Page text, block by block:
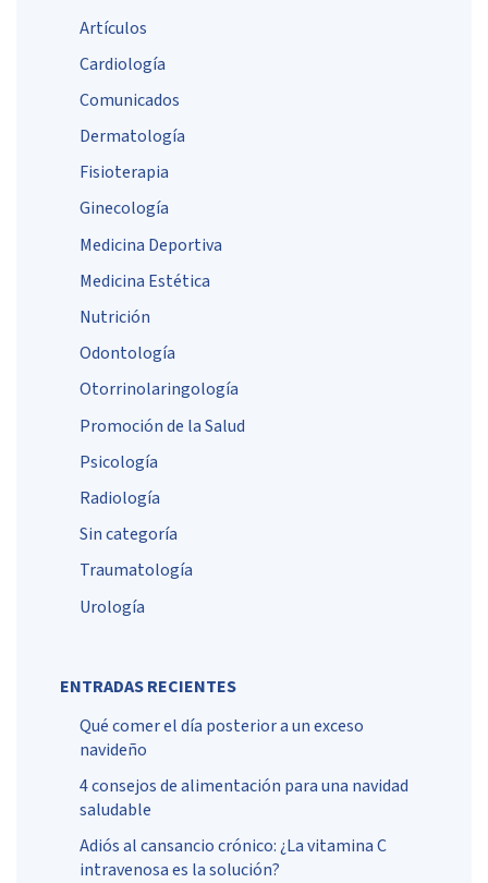
Artículos
Cardiología
Comunicados
Dermatología
Fisioterapia
Ginecología
Medicina Deportiva
Medicina Estética
Nutrición
Odontología
Otorrinolaringología
Promoción de la Salud
Psicología
Radiología
Sin categoría
Traumatología
Urología
ENTRADAS RECIENTES
Qué comer el día posterior a un exceso
navideño
4 consejos de alimentación para una navidad
saludable
Adiós al cansancio crónico: ¿La vitamina C
intravenosa es la solución?